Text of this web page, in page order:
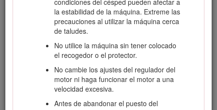
la estabilidad de la máquina. Extreme las
precauciones al utilizar la máquina cerca
de taludes.
No utilice la máquina sin tener colocado
el recogedor o el protector.
No cambie los ajustes del regulador del
motor ni haga funcionar el motor a una
velocidad excesiva.
Antes de abandonar el puesto del
El propietario/usuario puede prevenir, y es
responsable de, los accidentes o lesiones
sufridos por él mismo o por otras personas o
Preparación
Utilice solamente los accesorios y aperos
homologados por el fabricante.